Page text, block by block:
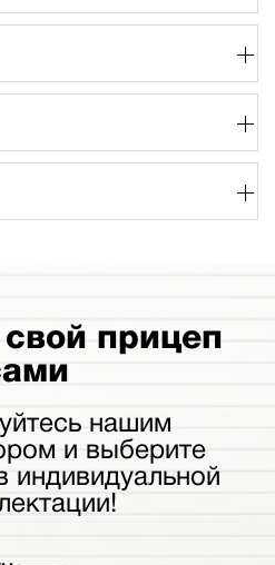
прицеп
нашим
и выберите
индивидуальной